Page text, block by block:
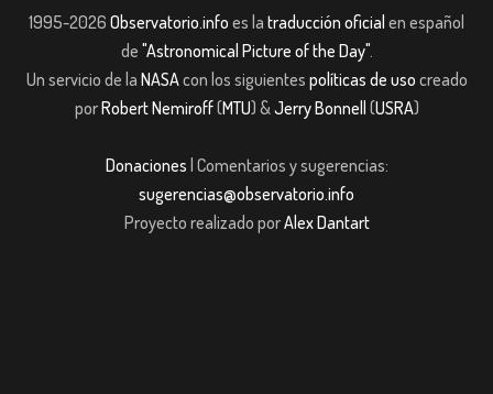
1995-2026 Observatorio.info es la traducción oficial en español
de "Astronomical Picture of the Day".
Un servicio de la NASAcon los siguientes políticas de uso creado
porRobert Nemiroff(MTU) &Jerry Bonnell (USRA)
Donaciones | Comentarios y sugerencias:
sugerencias@observatorio.info
Proyecto realizado porAlex Dantart